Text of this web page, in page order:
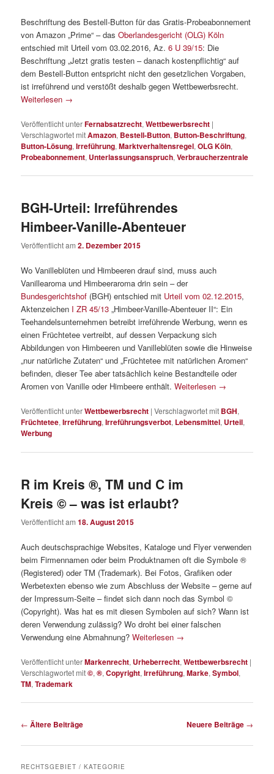
Beschriftung des Bestell-Button für das Gratis-Probeabonnement
von Amazon „Prime“ – dasOberlandesgericht (OLG) Köln
entschied mit Urteil vom 03.02.2016, Az.6 U 39/15: Die
Beschriftung „Jetzt gratis testen – danach kostenpflichtig“ auf
dem Bestell-Button entspricht nicht den gesetzlichen Vorgaben,
ist irreführend und verstößt deshalb gegen Wettbewerbsrecht.
Weiterlesen →
Veröffentlicht unterFernabsatzrecht,Wettbewerbsrecht |
Verschlagwortet mitAmazon, Bestell-Button, Button-Beschriftung,
Button-Lösung,Irreführung,Marktverhaltensregel,OLG Köln,
Probeabonnement, Unterlassungsanspruch,Verbraucherzentrale
BGH-Urteil: Irreführendes
Himbeer-Vanille-Abenteuer
Veröffentlicht am2. Dezember 2015
Wo Vanilleblüten und Himbeeren drauf sind, muss auch
Vanillearoma und Himbeeraroma drin sein – der
Bundesgerichtshof (BGH) entschied mit Urteil vom 02.12.2015,
Aktenzeichen I ZR 45/13 „Himbeer-Vanille-Abenteuer II“: Ein
Teehandelsunternehmen betreibt irreführende Werbung, wenn es
einen Früchtetee vertreibt, auf dessen Verpackung sich
Abbildungen von Himbeeren und Vanilleblüten sowie die Hinweise
„nur natürliche Zutaten“ und „Früchtetee mit natürlichen Aromen“
befinden, dieser Tee aber tatsächlich keine Bestandteile oder
Aromen von Vanille oder Himbeere enthält.Weiterlesen →
Veröffentlicht unterWettbewerbsrecht |Verschlagwortet mit BGH,
Früchtetee,Irreführung,Irreführungsverbot, Lebensmittel, Urteil,
Werbung
R im Kreis ®, TM und C im
Kreis © – was ist erlaubt?
Veröffentlicht am18. August 2015
Auch deutschsprachige Websites, Kataloge und Flyer verwenden
beim Firmennamen oder beim Produktnamen oft die Symbole ®
(Registered) oder TM (Trademark). Bei Fotos, Grafiken oder
Werbetexten ebenso wie zum Abschluss der Website – gerne auf
der Impressum-Seite – findet sich dann noch das Symbol ©
(Copyright). Was hat es mit diesen Symbolen auf sich? Wann ist
deren Verwendung zulässig? Wo droht bei einer falschen
Verwendung eine Abmahnung?Weiterlesen →
Veröffentlicht unterMarkenrecht, Urheberrecht,Wettbewerbsrecht |
Verschlagwortet mit©,®,Copyright,Irreführung,Marke,Symbol,
TM,Trademark
Beitragsnavigation
← Ältere Beiträge Neuere Beiträge →
RECHTSGEBIET / KATEGORIE